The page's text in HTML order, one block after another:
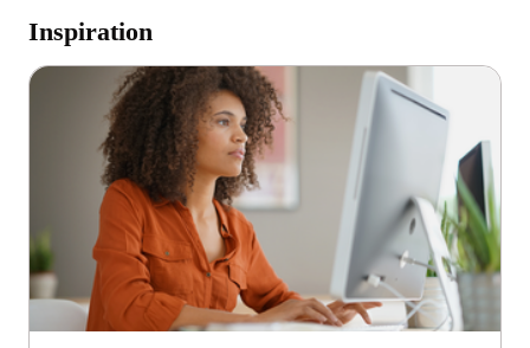
Inspiration